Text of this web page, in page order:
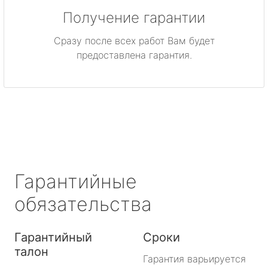
Получение гарантии
Сразу после всех работ Вам будет
предоставлена гарантия.
Гарантийные
обязательства
Гарантийный
талон
Сроки
Гарантия варьируется